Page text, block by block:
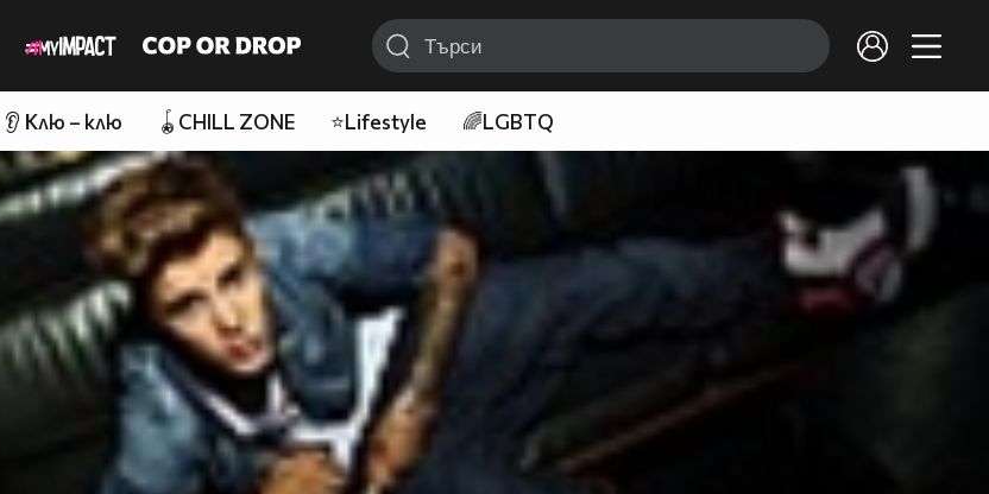
👂 Клю – клю 🪀CHILL ZONE ⭐Lifestyle 🌈LGBTQ